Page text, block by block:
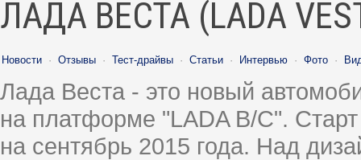
ЛАДА ВЕСТА (LADA
Новости · Отзывы · Тест-драйвы · Статьи · Интервью · Фото ·
Лада Веста - это новый
на платформе "LADA B/C".
на сентябрь 2015 года. Над